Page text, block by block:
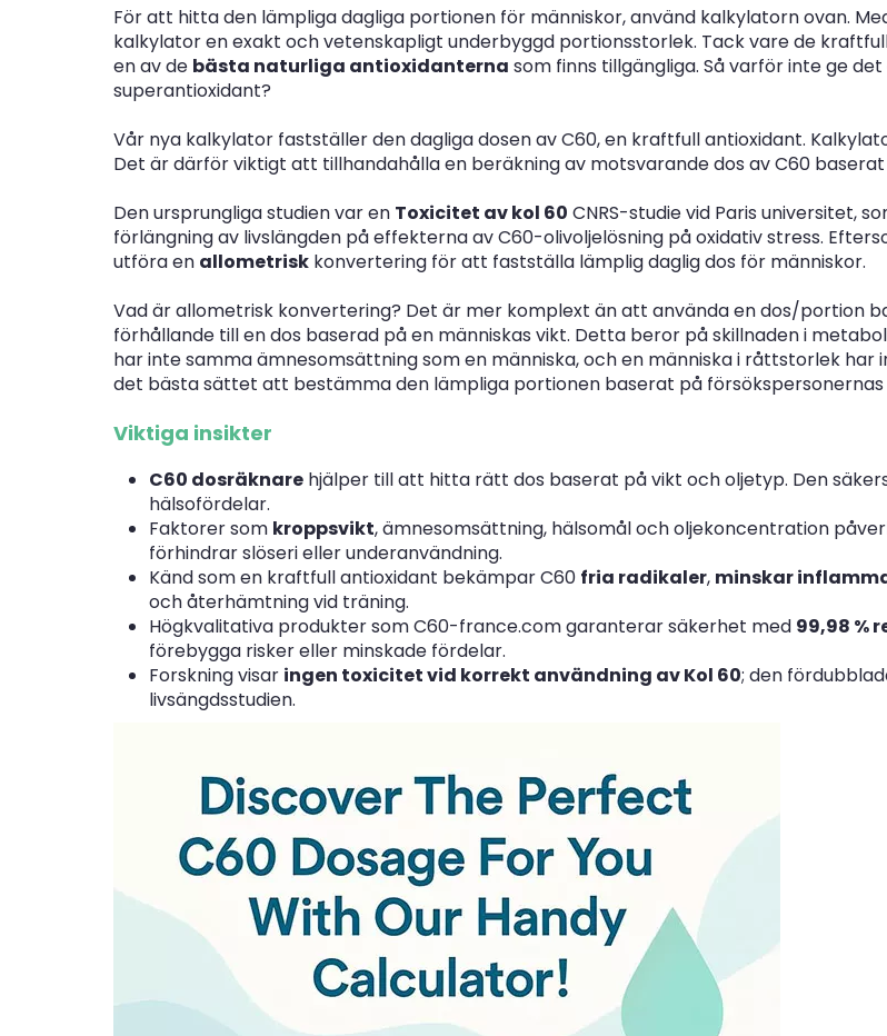
För att hitta den lämpliga dagliga portionen för människor, använd kalkylatorn ovan.
kalkylator en exakt och vetenskapligt underbyggd portionsstorlek. Tack vare de
en av de bästa naturliga antioxidanterna som finns tillgängliga. Så varför inte ge
superantioxidant?
Vår nya kalkylator fastställer den dagliga dosen av C60, en kraftfull antioxidant.
Det är därför viktigt att tillhandahålla en beräkning av motsvarande dos av C60
Den ursprungliga studien var en Toxicitet av kol 60 CNRS-studie vid Paris universitet,
förlängning av livslängden på effekterna av C60-olivoljelösning på oxidativ stress.
utföra en allometrisk konvertering för att fastställa lämplig daglig dos för människor.
Vad är allometrisk konvertering? Det är mer komplext än att använda en dos/portion
förhållande till en dos baserad på en människas vikt. Detta beror på skillnaden i
har inte samma ämnesomsättning som en människa, och en människa i råttstorlek
det bästa sättet att bestämma den lämpliga portionen baserat på
Viktiga insikter
C60 dosräknare hjälper till att hitta rätt dos baserat på vikt och oljetyp. Den
hälsofördelar.
Faktorer som kroppsvikt, ämnesomsättning, hälsomål och oljekoncentration
förhindrar slöseri eller underanvändning.
Känd som en kraftfull antioxidant bekämpar C60 fria radikaler, minskar
och återhämtning vid träning.
Högkvalitativa produkter som C60-france.com garanterar säkerhet med 99,98 %
förebygga risker eller minskade fördelar.
Forskning visar ingen toxicitet vid korrekt användning av Kol 60; den
livsängdsstudien.